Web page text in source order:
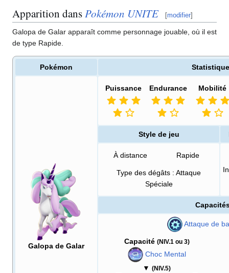
Apparition dansPokémon UNITE [modifier]
Galopa de Galar apparaît comme personnage jouable, où il est
de type Rapide.
Pokémon
Galopa de Galar
Puissance Endurance Mobilité
Style de jeu
À distance Rapide
Type des dégâts : Attaque
Spéciale
Attaque de
Capacité (NIV.1 ou 3)
Choc Mental
▼ (NIV.5)